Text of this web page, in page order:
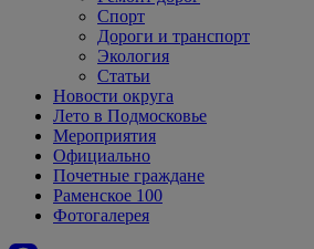
Спорт
Дороги и транспорт
Экология
Статьи
Новости округа
Лето в Подмосковье
Мероприятия
Официально
Почетные граждане
Раменское 100
Фотогалерея